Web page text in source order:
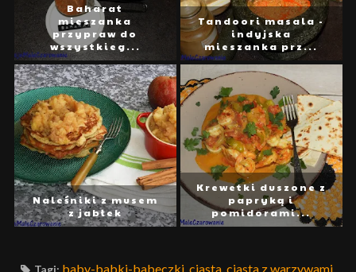
Baharat
mieszanka
przypraw do
wszystkieg...
Tandoori masala -
indyjska
mieszanka prz...
Naleśniki z musem
z jabłek
Krewetki duszone z
papryką i
pomidorami...
Tagi: baby-babki-babeczki ciasta ciasta z warzywami